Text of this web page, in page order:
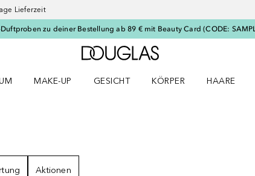
Lieferzeit
Duftproben zu deiner Bestellung ab 89 € mit Beauty Card (CODE:
Zur Douglas Startseite
MAKE-UP
GESICHT
KÖRPER
HAARE
Aktionen